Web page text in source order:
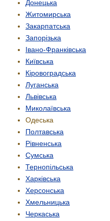
Донецька
Житомирська
Закарпатська
Запорізька
Івано-Франківська
Київська
Кіровоградська
Луганська
Львівська
Миколаївська
Одеська
Полтавська
Рівненська
Сумська
Тернопільська
Харківська
Херсонська
Хмельницька
Черкаська